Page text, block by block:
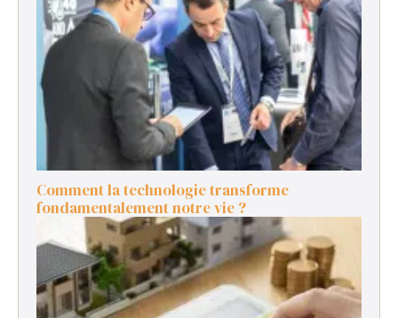
Comment la technologie transforme
fondamentalement notre vie ?